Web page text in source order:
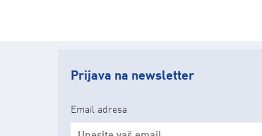
Prijava na newsletter
Email adresa